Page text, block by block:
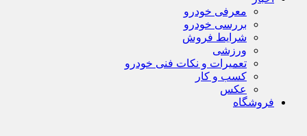
معرفی خودرو
بررسی خودرو
شرایط فروش
ورزشی
تعمیرات و نکات فنی خودرو
کسب و کار
عکس
فروشگاه